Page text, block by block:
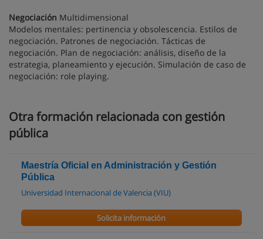
Negociación Multidimensional
Modelos mentales: pertinencia y obsolescencia. Estilos de
negociación. Patrones de negociación. Tácticas de
negociación. Plan de negociación: análisis, diseño de la
estrategia, planeamiento y ejecución. Simulación de caso de
negociación: role playing.
Otra formación relacionada con gestión
pública
Maestría Oficial en Administración y Gestión
Pública
Universidad Internacional de Valencia (VIU)
Solicita información